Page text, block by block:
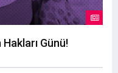
Günü!